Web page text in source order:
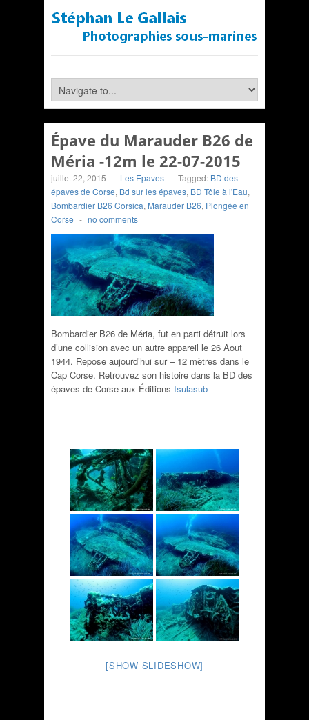
Épave du Marauder B26 de
Méria -12m le 22-07-2015
juillet 22, 2015 - Les Epaves - Tagged: BD des
épaves de Corse, Bd sur les épaves, BD Tôle à l'Eau,
Bombardier B26 Corsica, Marauder B26, Plongée en
Corse - no comments
Bombardier B26 de Méria, fut en parti détruit lors
d’une collision avec un autre appareil le 26 Aout
1944. Repose aujourd’hui sur – 12 mètres dans le
Cap Corse. Retrouvez son histoire dans la BD des
épaves de Corse aux Éditions Isulasub
[SHOW SLIDESHOW]